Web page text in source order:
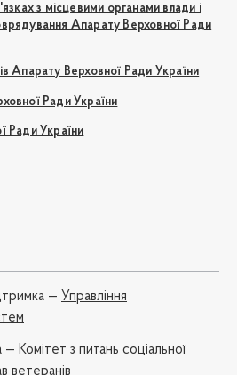
з місцевими органами влади і
Апарату Верховної Ради
Апарату Верховної Ради України
Ради України
Ради України
— Управління
— Комітет з питань соціальної
ветеранів